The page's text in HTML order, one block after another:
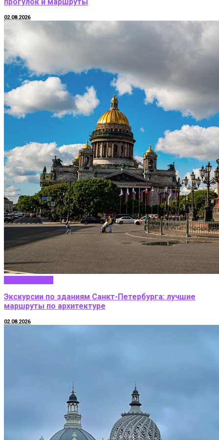
02.08.2026
Экскурсии по зданиям Санкт-Петербурга: лучшие
маршруты по архитектуре
02.08.2026